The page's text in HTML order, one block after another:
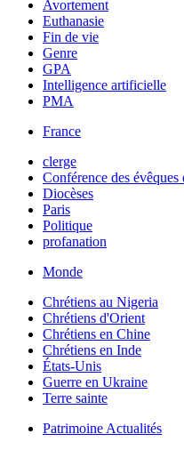
Avortement
Euthanasie
Fin de vie
Genre
GPA
Intelligence artificielle
PMA
France
clerge
Conférence des évêques
Diocèses
Paris
Politique
profanation
Monde
Chrétiens au Nigeria
Chrétiens d'Orient
Chrétiens en Chine
Chrétiens en Inde
États-Unis
Guerre en Ukraine
Terre sainte
Patrimoine Actualités